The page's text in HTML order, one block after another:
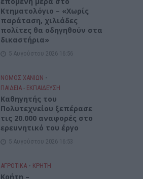
Κτηματολόγιο – «Χωρίς
παράταση, χιλιάδες
πολίτες θα οδηγηθούν στα
δικαστήρια»
5 Αυγούστου 2026 16:56
ΝΟΜΌΣ ΧΑΝΊΩΝ •
ΠΑΙΔΕΙΑ - ΕΚΠΑΙΔΕΥΣΗ
Καθηγητής του
Πολυτεχνείου ξεπέρασε
τις 20.000 αναφορές στο
ερευνητικό του έργο
5 Αυγούστου 2026 16:53
ΑΓΡΟΤΙΚΑ • ΚΡΗΤΗ
Κρήτη –